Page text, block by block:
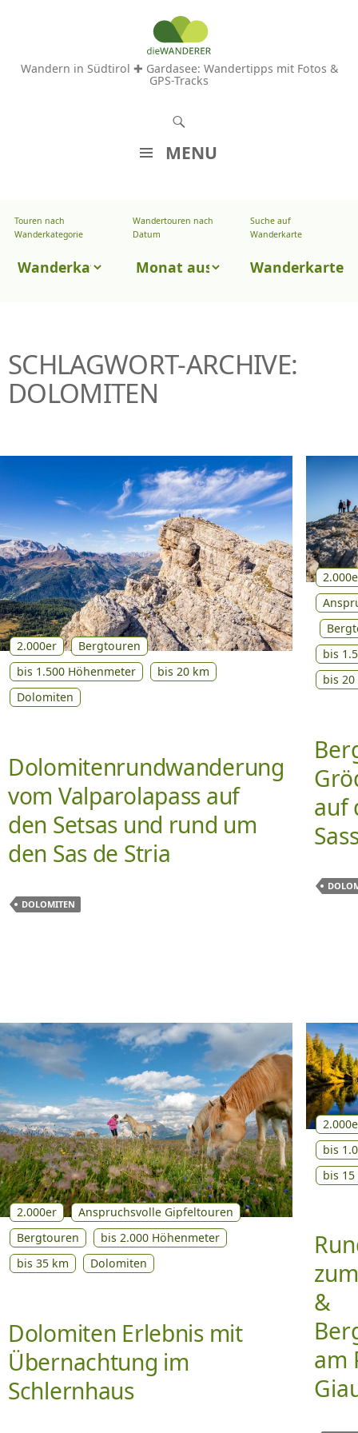
Wandern in Südtirol ✚ Gardasee: Wandertipps mit Fotos &
GPS-Tracks
MENU
M
S
P
R
I
N
Touren nach
Wanderkategorie
Touren
Wandertouren nach
Datum
Wandertouren
Datum
Suche auf
Wanderkarte
Wanderkarte
SCHLAGWORT-ARCHIVE:
DOLOMITEN
2.000er
Bergtouren
bis 1.500 Höhenmeter
bis 20 km
Dolomiten
Dolomitenrundwanderung
vom Valparolapass auf
den Setsas und rund um
den Sas de Stria
DOLOMITEN
bis
bis
auf
2.000er
Anspruchsvolle Gipfeltouren
Bergtouren
bis 2.000 Höhenmeter
bis 35 km
Dolomiten
Dolomiten Erlebnis mit
Übernachtung im
Schlernhaus
bis
bis
&
am